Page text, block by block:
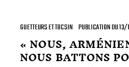
GUETTEURS ET TOCSIN PUBLICATION DU
« NOUS,
NOUS BATTONS